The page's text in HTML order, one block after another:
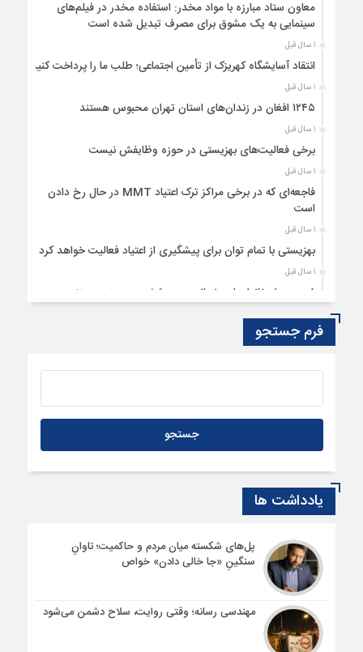
معاون ستاد مبارزه با مواد مخدر: استفاده مخدر در فیلم‌های
سینمایی به یک مشوق برای مصرف تبدیل شده است
1 سال قبل
انتقاد آسایشگاه کهریزک از تأمین اجتماعی؛ طلب ما را پرداخت کنید
1 سال قبل
۱۲۴۵ افغان در زندان‌های استان تهران محبوس هستند
1 سال قبل
برخی فعالیت‌های بهزیستی در حوزه وظایفش نیست
1 سال قبل
فاجعه‌ای که در برخی مراکز ترک اعتیاد MMT در حال رخ دادن
است
1 سال قبل
بهزیستی با تمام توان برای پیشگیری از اعتیاد فعالیت خواهد کرد
1 سال قبل
۸ درصد از خانوارهای زنجانی زیر پوشش بهزیستی هستند
بهره‌مندی ۵۰۰ نابینای خراسان‌شمالی از خدمات دندانپزشکی رایگان
«بهزیستی محله‌محور»، راهبرد اصلی سازمان بهزیستی/ موسسات
مردم‌نهاد، همراهان بزرگ ما هستند
استخدام روشندلان مستلزم احراز شرایط پست سازمانی‌ است
1 سال قبل
نخستین سازمان مردم‌نهاد حوزه ایثار و شهادت در کنگاور آغاز به کار
فرم جستجو
یادداشت ها
پل‌های شکسته میان مردم و حاکمیت؛ تاوانِ
سنگینِ «جا خالی دادن» خواص
مهندسی رسانه؛ وقتی روایت، سلاح دشمن می‌شود